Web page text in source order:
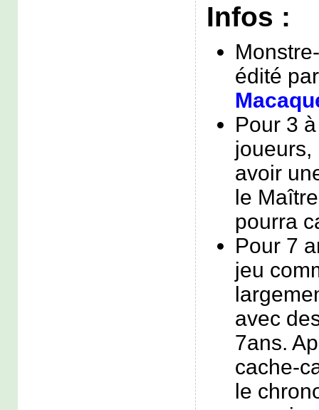
Infos :
édité
Pour 3
joueurs,
avoir
le
pourra
Pour 7
jeu
avec
7ans.
cache-
le